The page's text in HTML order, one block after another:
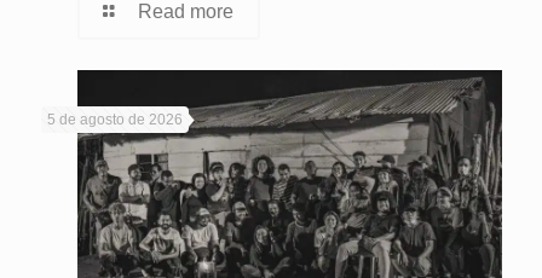
Read more
5 de agosto de 2026